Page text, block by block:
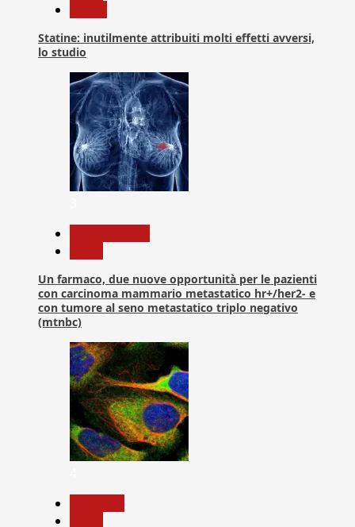
Statine: inutilmente attribuiti molti effetti avversi,
lo studio
Un farmaco, due nuove opportunità per le pazienti
con carcinoma mammario metastatico hr+/her2- e
con tumore al seno metastatico triplo negativo
(mtnbc)